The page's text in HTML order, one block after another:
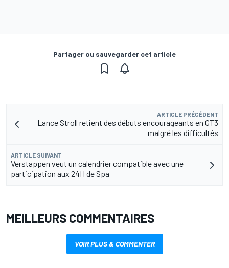
Partager ou sauvegarder cet article
ARTICLE PRÉCÉDENT
Lance Stroll retient des débuts encourageants en GT3
malgré les difficultés
ARTICLE SUIVANT
Verstappen veut un calendrier compatible avec une
participation aux 24H de Spa
MEILLEURS COMMENTAIRES
VOIR PLUS & COMMENTER